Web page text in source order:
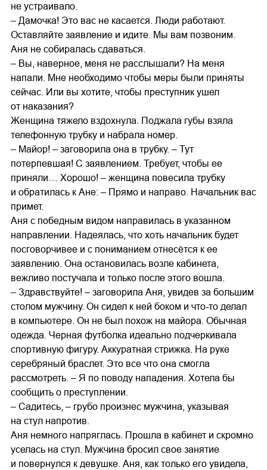
не устраивало.
– Дамочка! Это вас не касается. Люди работают.
Оставляйте заявление и идите. Мы вам позвоним.
Аня не собиралась сдаваться.
– Вы, наверное, меня не расслышали? На меня
напали. Мне необходимо чтобы меры были приняты
сейчас. Или вы хотите, чтобы преступник ушел
от наказания?
Женщина тяжело вздохнула. Поджала губы взяла
телефонную трубку и набрала номер.
– Майор! – заговорила она в трубку. – Тут
потерпевшая! С заявлением. Требует, чтобы ее
приняли… Хорошо! – женщина повесила трубку
и обратилась к Ане: – Прямо и направо. Начальник вас
примет.
Аня с победным видом направилась в указанном
направлении. Надеялась, что хоть начальник будет
посговорчивее и с пониманием отнесётся к ее
заявлению. Она остановилась возле кабинета,
вежливо постучала и только после этого вошла.
– Здравствуйте! – заговорила Аня, увидев за большим
столом мужчину. Он сидел к ней боком и что-то делал
в компьютере. Он не был похож на майора. Обычная
одежда. Черная футболка идеально подчеркивала
спортивную фигуру. Аккуратная стрижка. На руке
серебряный браслет. Это все что она смогла
рассмотреть. – Я по поводу нападения. Хотела бы
сообщить о преступлении.
– Садитесь, – грубо произнес мужчина, указывая
на стул напротив.
Аня немного напряглась. Прошла в кабинет и скромно
уселась на стул. Мужчина бросил свое занятие
и повернулся к девушке. Аня, как только его увидела,